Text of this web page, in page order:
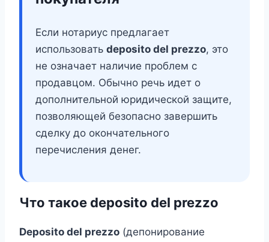
Если нотариус предлагает
использовать deposito del prezzo, это
не означает наличие проблем с
продавцом. Обычно речь идет о
дополнительной юридической защите,
позволяющей безопасно завершить
сделку до окончательного
перечисления денег.
Что такое deposito del prezzo
Deposito del prezzo (депонирование